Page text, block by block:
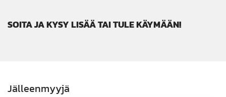
SOITA JA KYSY LISÄÄ TAI TULE KÄYMÄÄN!
Jälleenmyyjä